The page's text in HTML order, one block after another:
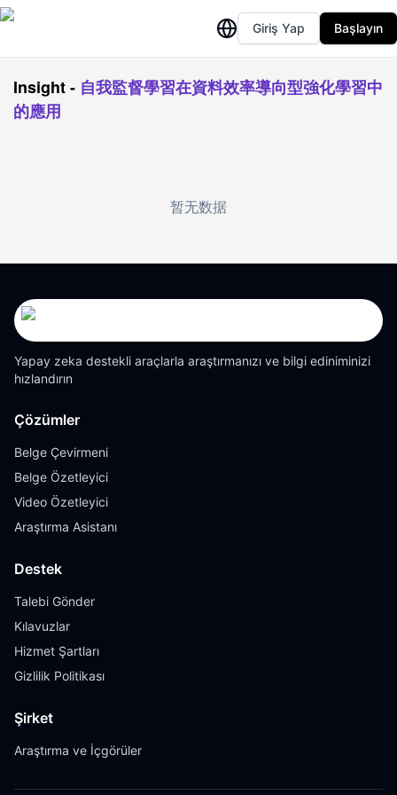
Giriş Yap Başlayın
Insight- 自我監督學習在資料效率導向型強化學習中
的應用
暂无数据
Yapay zeka destekli araçlarla araştırmanızı ve bilgi ediniminizi
hızlandırın
Çözümler
Belge Çevirmeni
Belge Özetleyici
Video Özetleyici
Araştırma Asistanı
Destek
Talebi Gönder
Kılavuzlar
Hizmet Şartları
Gizlilik Politikası
Şirket
Araştırma ve İçgörüler